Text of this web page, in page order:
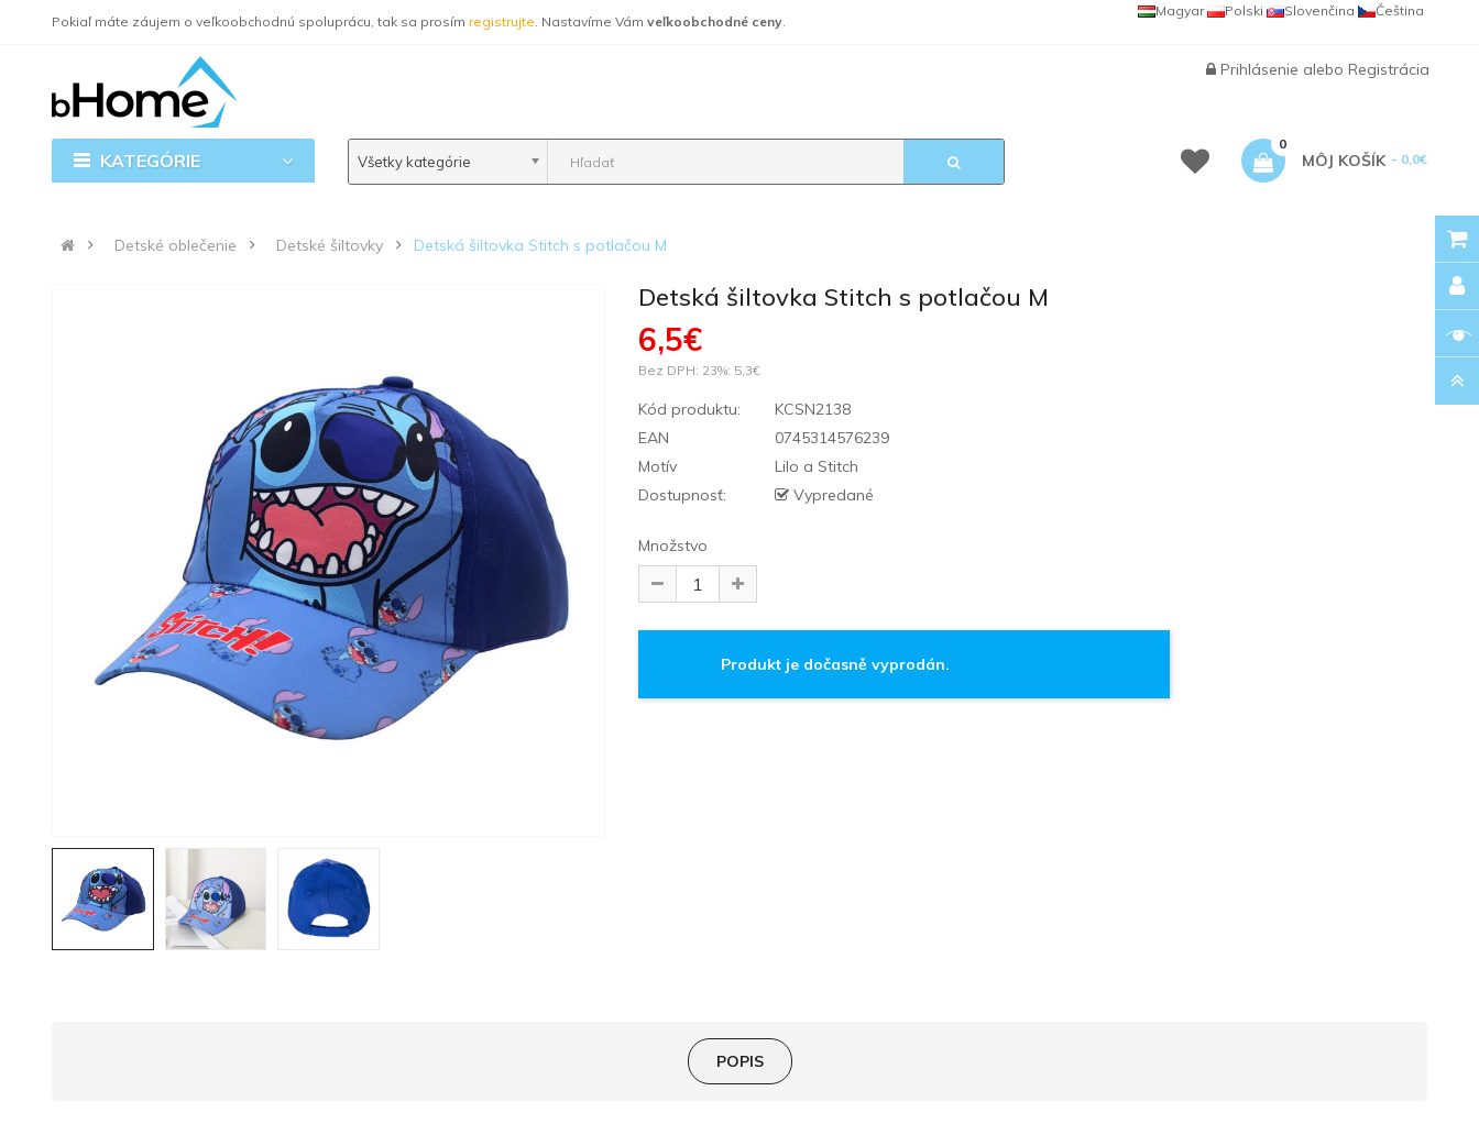
Pokiaľ máte záujem o veľkoobchodnú spoluprácu, tak sa prosím registrujte. Nastavíme Vámveľkoobchodné ceny.
Čeština
Slovenčina
Polski
Magyar
Prihlásenie alebo Registrácia
KATEGÓRIE Všetky kategórie MÔJ KOŠÍK
0
- 0,0€
Detské oblečenie Detské šiltovky Detská šiltovka Stitch s potlačou M
Detská šiltovka Stitch s potlačou M
6,5€
Bez DPH: 23%: 5,3€
Kód produktu:
KCSN2138
EAN
0745314576239
Motív
Lilo a Stitch
Dostupnosť:
Vypredané
Množstvo
Produkt je dočasně vyprodán.
POPIS